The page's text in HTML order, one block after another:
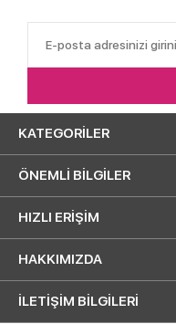
KATEGORILER
ÖNEMLI BILGILER
HIZLI ERIŞIM
HAKKIMIZDA
İLETİŞİM BİLGİLERİ